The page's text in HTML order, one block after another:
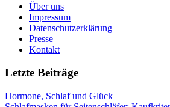
Über uns
Impressum
Datenschutzerklärung
Presse
Kontakt
Letzte Beiträge
Hormone, Schlaf und Glück